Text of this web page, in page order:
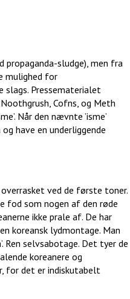
sludge), men fra
mulighed for
slags. Pressematerialet
Cofns, og Meth
Når den nævnte ’isme’
have en underliggende
ved de første toner.
fod som nogen af den røde
ikke prale af. De har
koreansk lydmontage. Man
Ren selvsabotage. Det tyer de
koreanere og
for det er indiskutabelt